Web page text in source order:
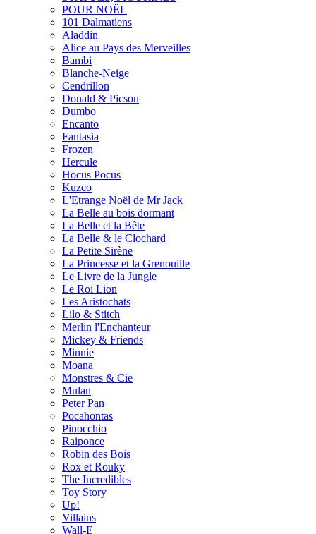
POUR NOËL
101 Dalmatiens
Aladdin
Alice au Pays des Merveilles
Bambi
Blanche-Neige
Cendrillon
Donald & Picsou
Dumbo
Encanto
Fantasia
Frozen
Hercule
Hocus Pocus
Kuzco
L'Etrange Noël de Mr Jack
La Belle au bois dormant
La Belle et la Bête
La Belle & le Clochard
La Petite Sirène
La Princesse et la Grenouille
Le Livre de la Jungle
Le Roi Lion
Les Aristochats
Lilo & Stitch
Merlin l'Enchanteur
Mickey & Friends
Minnie
Moana
Monstres & Cie
Mulan
Peter Pan
Pocahontas
Pinocchio
Raiponce
Robin des Bois
Rox et Rouky
The Incredibles
Toy Story
Up!
Villains
Wall-E